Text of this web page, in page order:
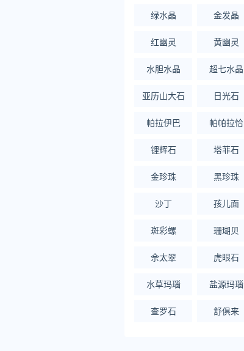
绿水晶 金发晶
红幽灵 黄幽灵
水胆水晶 超七水晶
亚历山大石 日光石
帕拉伊巴 帕帕拉恰
锂辉石 塔菲石
金珍珠 黑珍珠
沙丁 孩儿面
斑彩螺 珊瑚贝
佘太翠 虎眼石
水草玛瑙 盐源玛瑙
查罗石 舒俱来